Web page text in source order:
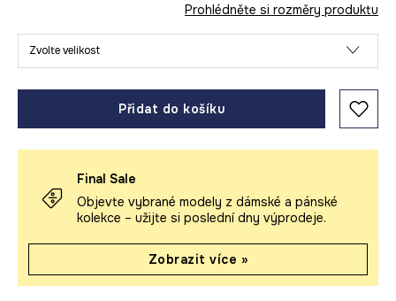
Prohlédněte si rozměry produktu
Zvolte velikost
Přidat do košíku
Final Sale
Objevte vybrané modely z dámské a pánské
kolekce – užijte si poslední dny výprodeje.
Zobrazit více »